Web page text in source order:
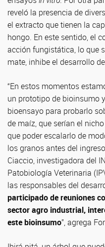
reveló la presencia de
el extracto que tienen la
hongo. En este sentido, el
acción fungistática, lo que
mate, inhibe el desarrollo
“En estos momentos
un prototipo de bioinsumo
bioensayo para probarlo
de maíz, que serían el
que poder escalarlo de
los granos antes del
Ciaccio, investigadora del
Patobiología Veterinaria
las responsables del
participado de reuniones
sector agro industrial,
este bioinsumo”, agrega